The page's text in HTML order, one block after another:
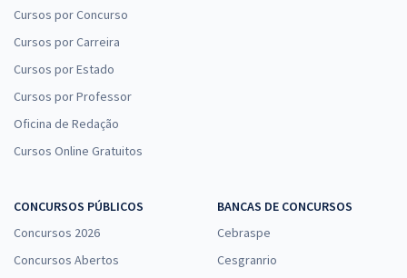
Cursos por Concurso
Cursos por Carreira
Cursos por Estado
Cursos por Professor
Oficina de Redação
Cursos Online Gratuitos
CONCURSOS PÚBLICOS
Concursos 2026
Concursos Abertos
BANCAS DE CONCURSOS
Cebraspe
Cesgranrio